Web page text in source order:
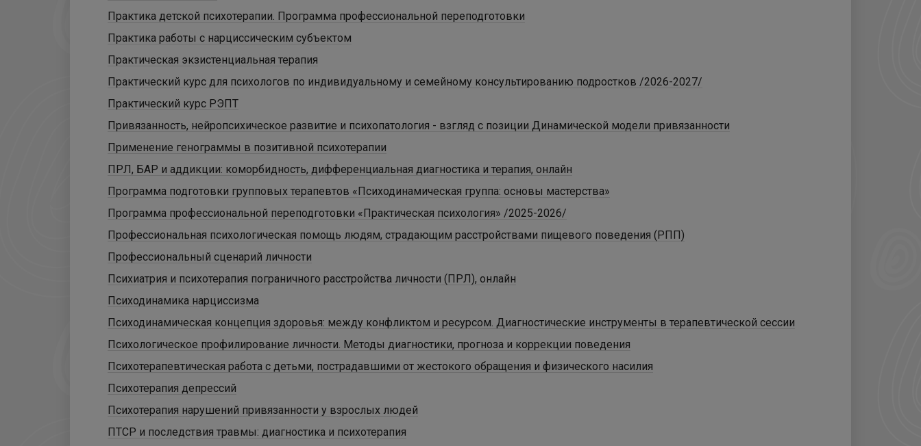
Практика детской психотерапии. Программа профессиональной переподготовки
Практика работы с нарциссическим субъектом
Практическая экзистенциальная терапия
Практический курс для психологов по индивидуальному и семейному консультированию подростков /2026-2027/
Практический курс РЭПТ
Привязанность, нейропсихическое развитие и психопатология - взгляд с позиции Динамической модели привязанности
Применение генограммы в позитивной психотерапии
ПРЛ, БАР и аддикции: коморбидность, дифференциальная диагностика и терапия, онлайн
Программа подготовки групповых терапевтов «Психодинамическая группа: основы мастерства»
Программа профессиональной переподготовки «Практическая психология» /2025-2026/
Профессиональная психологическая помощь людям, страдающим расстройствами пищевого поведения (РПП)
Профессиональный сценарий личности
Психиатрия и психотерапия пограничного расстройства личности (ПРЛ), онлайн
Психодинамика нарциссизма
Психодинамическая концепция здоровья: между конфликтом и ресурсом. Диагностические инструменты в терапевтической сессии
Психологическое профилирование личности. Методы диагностики, прогноза и коррекции поведения
Психотерапевтическая работа с детьми, пострадавшими от жестокого обращения и физического насилия
Психотерапия депрессий
Психотерапия нарушений привязанности у взрослых людей
ПТСР и последствия травмы: диагностика и психотерапия